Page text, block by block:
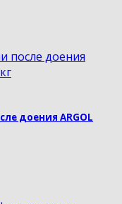
доения ARGOL